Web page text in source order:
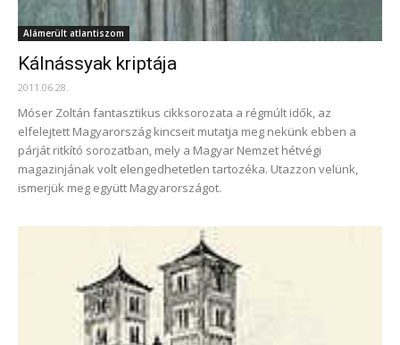
Alámerült atlantiszom
Kálnássyak kriptája
2011.06.28.
Móser Zoltán fantasztikus cikksorozata a régmúlt idők, az
elfelejtett Magyarország kincseit mutatja meg nekünk ebben a
párját ritkító sorozatban, mely a Magyar Nemzet hétvégi
magazinjának volt elengedhetetlen tartozéka. Utazzon velünk,
ismerjük meg együtt Magyarországot.